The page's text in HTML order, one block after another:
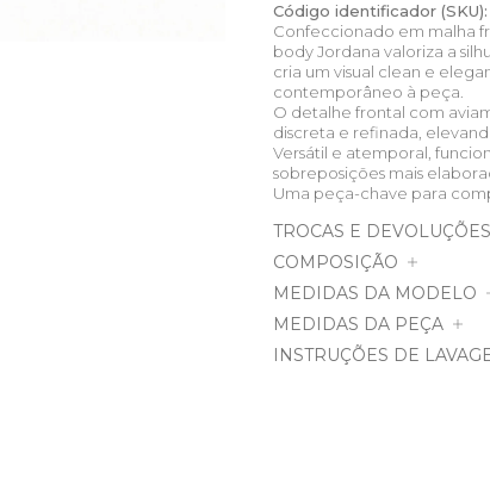
Código identificador (SKU):
Confeccionado em malha
body Jordana valoriza a
cria um visual clean e
contemporâneo à peça.
O detalhe frontal com
discreta e refinada,
Versátil e atemporal,
sobreposições mais
Uma peça-chave para
TROCAS E
COMPOSIÇÃO
MEDIDAS DA MODELO
INSTRUÇÕES DE
MEDIDAS DA PEÇA